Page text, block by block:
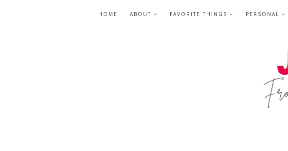
HOME ABOUT FAVORITE THINGS PERSONAL